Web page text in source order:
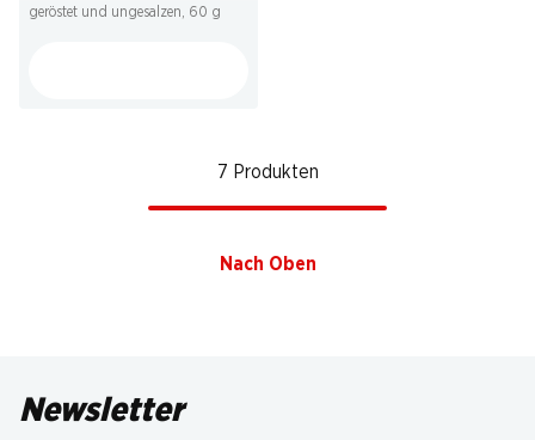
geröstet und ungesalzen, 60 g
7 Produkten
Nach Oben
Newsletter